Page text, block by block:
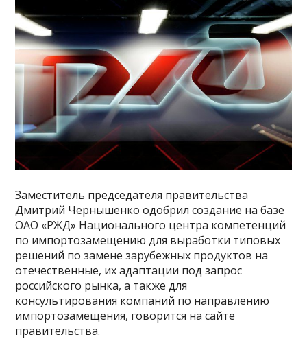
Заместитель председателя правительства
Дмитрий Чернышенко одобрил создание на базе
ОАО «РЖД» Национального центра компетенций
по импортозамещению для выработки типовых
решений по замене зарубежных продуктов на
отечественные, их адаптации под запрос
российского рынка, а также для
консультирования компаний по направлению
импортозамещения, говорится на сайте
правительства.